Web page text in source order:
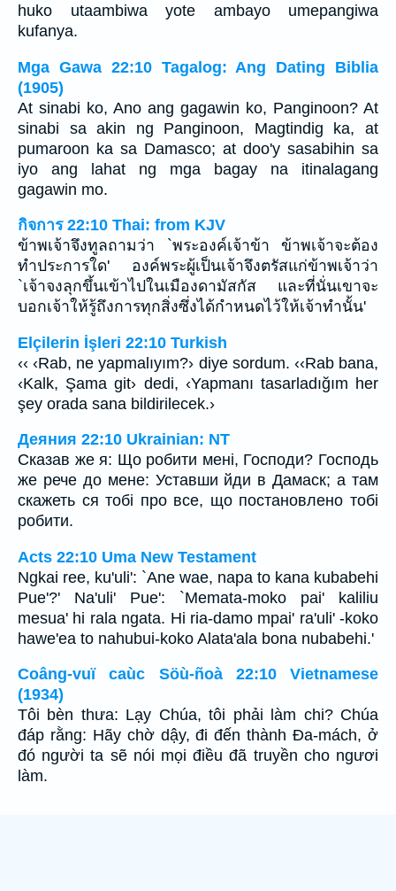
huko utaambiwa yote ambayo umepangiwa
kufanya.
Mga Gawa 22:10 Tagalog: Ang Dating Biblia
(1905)
At sinabi ko, Ano ang gagawin ko, Panginoon? At
sinabi sa akin ng Panginoon, Magtindig ka, at
pumaroon ka sa Damasco; at doo'y sasabihin sa
iyo ang lahat ng mga bagay na itinalagang
gagawin mo.
กิจการ 22:10 Thai: from KJV
ข้าพเจ้าจึงทูลถามว่า `พระองค์เจ้าข้า ข้าพเจ้าจะต้อง
ทำประการใด' องค์พระผู้เป็นเจ้าจึงตรัสแก่ข้าพเจ้าว่า
`เจ้าจงลุกขึ้นเข้าไปในเมืองดามัสกัส และที่นั่นเขาจะ
บอกเจ้าให้รู้ถึงการทุกสิ่งซึ่งได้กำหนดไว้ให้เจ้าทำนั้น'
Elçilerin İşleri 22:10 Turkish
‹‹ ‹Rab, ne yapmalıyım?› diye sordum. ‹‹Rab bana,
‹Kalk, Şama git› dedi, ‹Yapmanı tasarladığım her
şey orada sana bildirilecek.›
Деяния 22:10 Ukrainian: NT
Сказав же я: Що робити мені, Господи? Господь
же рече до мене: Уставши йди в Дамаск; а там
скажеть ся тобі про все, що постановлено тобі
робити.
Acts 22:10 Uma New Testament
Ngkai ree, ku'uli': `Ane wae, napa to kana kubabehi
Pue'?' Na'uli' Pue': `Memata-moko pai' kaliliu
mesua' hi rala ngata. Hi ria-damo mpai' ra'uli' -koko
hawe'ea to nahubui-koko Alata'ala bona nubabehi.'
Coâng-vuï caùc Söù-ñoà 22:10 Vietnamese
(1934)
Tôi bèn thưa: Lạy Chúa, tôi phải làm chi? Chúa
đáp rằng: Hãy chờ dậy, đi đến thành Ða-mách, ở
đó người ta sẽ nói mọi điều đã truyền cho ngươi
làm.